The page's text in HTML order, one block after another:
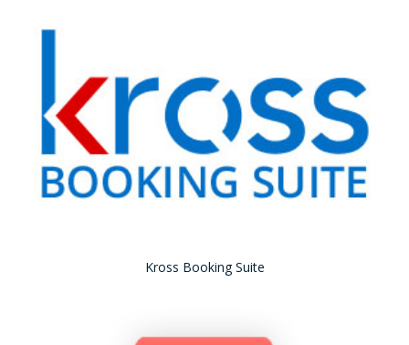
Kross Booking Suite